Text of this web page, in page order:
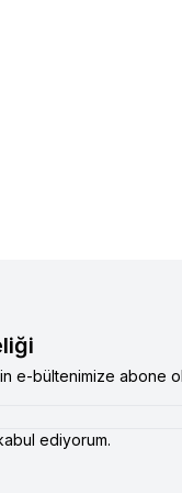
e-bültenimize abone
ediyorum.